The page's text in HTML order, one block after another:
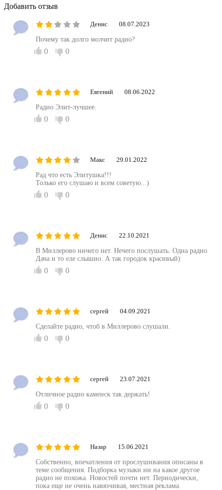
Добавить отзыв
Денис 08.07.2023
Почему так долго молчит радио?
0 0
Евгений 08.06.2022
Радио Элит-лучшее.
0 0
Макс 29.01.2022
Рад что есть Элитушка!!!
Только его слушаю и всем советую...)
0 0
Денис 22.10.2021
В Миллерово ничего нет. Нечего послушать. Одна радио
Дача и то еле слышно. А так городок красивый)
0 0
сергей 04.09.2021
Сделайте радио, чтоб в Миллерово слушали.
0 0
сергей 23.07.2021
Отличное радио каменск так держать!
0 0
Назар 15.06.2021
Собственно, впечатления от прослушивания описаны в
теме сообщения. Подборка музыки ни на какое другое
радио не похожа. Новостей почти нет. Периодически,
пока еще не очень навязчивая, местная реклама.